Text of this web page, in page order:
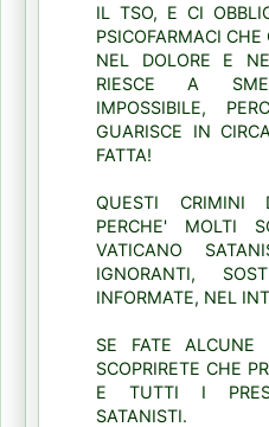
IL TSO, E CI
PSICOFARMACI
NEL DOLORE E
RIESCE A
IMPOSSIBILE,
GUARISCE IN
FATTA!
QUESTI CRIMINI
PERCHE' MOLTI
VATICANO
IGNORANTI,
INFORMATE, NEL
SE FATE ALCUNE
SCOPRIRETE CHE
E TUTTI I
SATANISTI.